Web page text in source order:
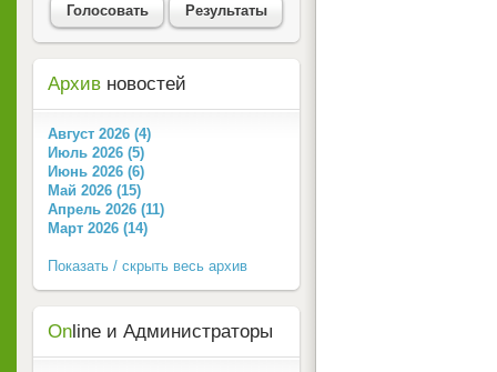
Голосовать Результаты
Архив новостей
Август 2026 (4)
Июль 2026 (5)
Июнь 2026 (6)
Май 2026 (15)
Апрель 2026 (11)
Март 2026 (14)
Показать / скрыть весь архив
On line и Администраторы